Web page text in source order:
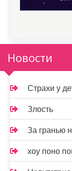
Новости
Страхи у
Злость
За гранью
хоу поно